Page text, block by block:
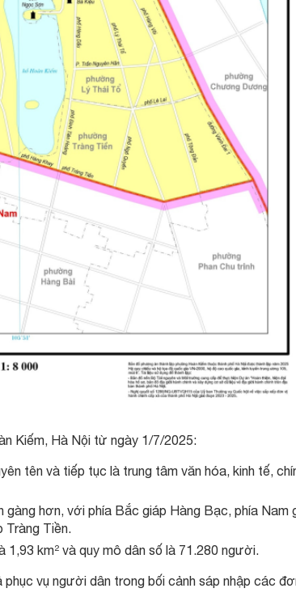
Kiếm, Hà Nội từ ngày 1/7/2025:
tên và tiếp tục là trung tâm văn hóa, kinh tế,
hơn, với phía Bắc giáp Hàng Bạc, phía Nam
Tràng Tiền.
km² và quy mô dân số là 71.280 người.
vụ người dân trong bối cảnh sáp nhập các